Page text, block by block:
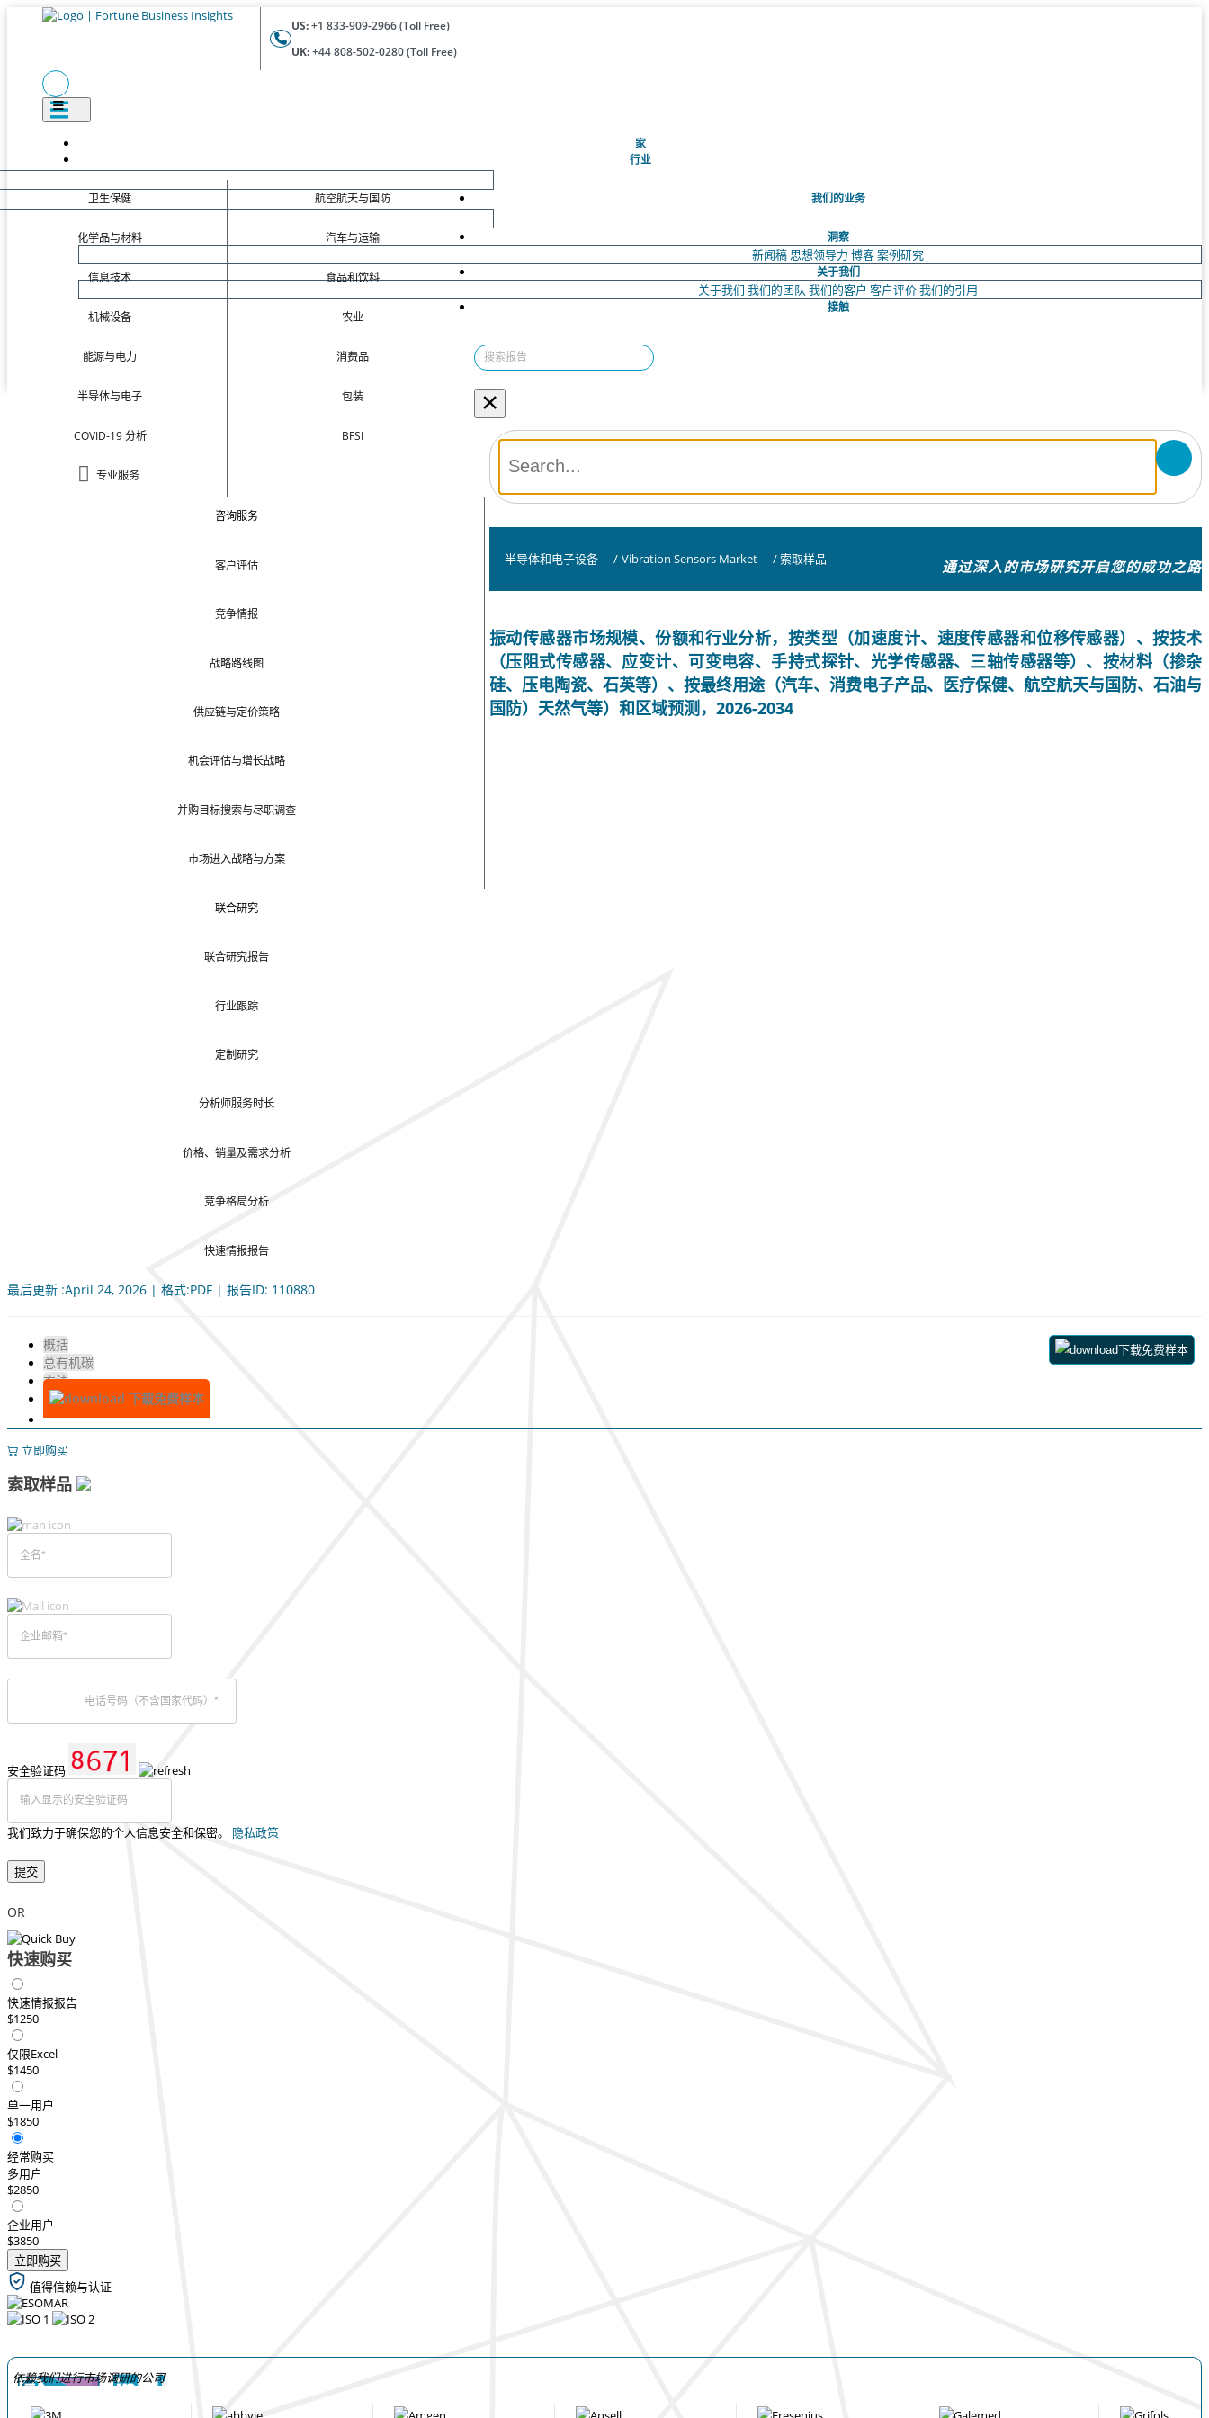
US:+1 833-909-2966 (Toll Free)
UK:+44 808-502-0280 (Toll Free)
家(当前的)
行业
卫生保健
化学品与材料
信息技术
机械设备
能源与电力
半导体与电子
COVID-19 分析
专业服务
航空航天与国防
汽车与运输
食品和饮料
农业
消费品
包装
BFSI
我们的业务
咨询服务
客户评估
竞争情报
战略路线图
供应链与定价策略
机会评估与增长战略
并购目标搜索与尽职调查
市场进入战略与方案
联合研究
联合研究报告
行业跟踪
定制研究
分析师服务时长
价格、销量及需求分析
竞争格局分析
快速情报报告
洞察
新闻稿 思想领导力 博客案例研究
关于我们
关于我们 我们的团队 我们的客户 客户评价我们的引用
接触
×
半导体和电子设备 / Vibration Sensors Market / 索取样品 通过深入的市场研究开启您的成功之路
振动传感器市场规模、份额和行业分析，按类型（加速度计、速度传感器和位移传感器）、按技术
（压阻式传感器、应变计、可变电容、手持式探针、光学传感器、三轴传感器等）、按材料（掺杂
硅、压电陶瓷、石英等）、按最终用途（汽车、消费电子产品、医疗保健、航空航天与国防、石油与
国防）天然气等）和区域预测，2026-2034
最后更新 :April 24, 2026 | 格式:PDF | 报告ID: 110880
概括
总有机碳
方法
下载免费样本
下载免费样本
立即购买
索取样品
安全验证码
我们致力于确保您的个人信息安全和保密。 隐私政策
提交
OR
快速购买
快速情报报告
$1250
仅限Excel
$1450
单一用户
$1850
经常购买
多用户
$2850
企业用户
$3850
立即购买
值得信赖与认证
依赖我们进行市场调研的公司